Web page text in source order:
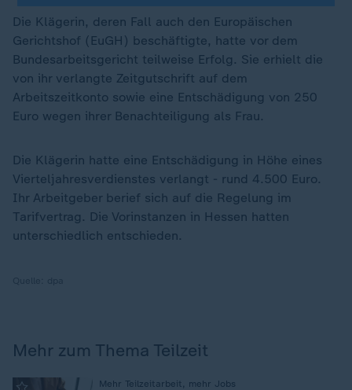
Die Klägerin, deren Fall auch den Europäischen
Gerichtshof (EuGH) beschäftigte, hatte vor dem
Bundesarbeitsgericht teilweise Erfolg. Sie erhielt die
von ihr verlangte Zeitgutschrift auf dem
Arbeitszeitkonto sowie eine Entschädigung von 250
Euro wegen ihrer Benachteiligung als Frau.
Die Klägerin hatte eine Entschädigung in Höhe eines
Vierteljahresverdienstes verlangt - rund 4.500 Euro.
Ihr Arbeitgeber berief sich auf die Regelung im
Tarifvertrag. Die Vorinstanzen in Hessen hatten
unterschiedlich entschieden.
Mehr zum Thema Teilzeit
Mehr Teilzeitarbeit, mehr Jobs